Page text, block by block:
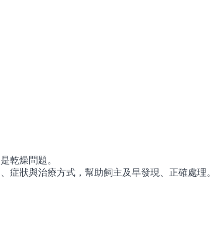
乾燥問題。
症狀與治療方式，幫助飼主及早發現、正確處理。